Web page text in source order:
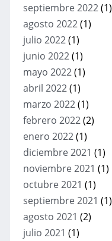
septiembre 2022(1)
agosto 2022(1)
julio 2022(1)
junio 2022(1)
mayo 2022(1)
abril 2022(1)
marzo 2022(1)
febrero 2022(2)
enero 2022(1)
diciembre 2021 (1)
noviembre 2021 (1)
octubre 2021 (1)
septiembre 2021 (1)
agosto 2021 (2)
julio 2021 (1)